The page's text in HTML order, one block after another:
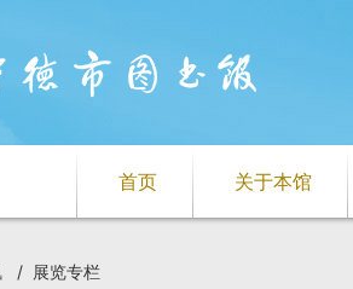
首页 关于本馆
/ 展览专栏